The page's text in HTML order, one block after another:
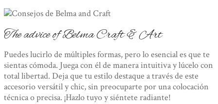
The advice of Belma Craft & Art
Puedes lucirlo de múltiples formas, pero lo esencial es que te
sientas cómoda. Juega con él de manera intuitiva y lúcelo con
total libertad. Deja que tu estilo destaque a través de este
accesorio versátil y chic, sin preocuparte por una colocación
técnica o precisa. ¡Hazlo tuyo y siéntete radiante!